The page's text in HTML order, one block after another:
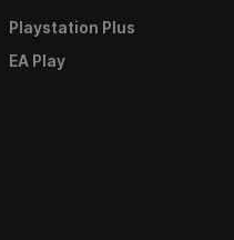
Playstation Plus
EA Play